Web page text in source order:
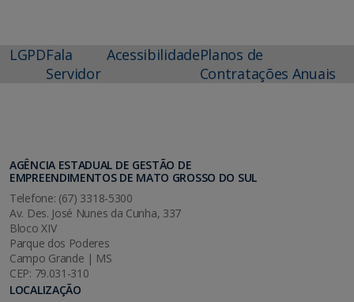
LGPDFala
Servidor
AcessibilidadePlanos de
Contratações Anuais
AGÊNCIA ESTADUAL DE GESTÃO DE
EMPREENDIMENTOS DE MATO GROSSO DO SUL
Telefone: (67) 3318-5300
Av. Des. José Nunes da Cunha, 337
Bloco XIV
Parque dos Poderes
Campo Grande | MS
CEP: 79.031-310
LOCALIZAÇÃO